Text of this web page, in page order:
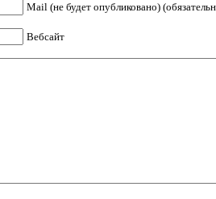
Mail (не будет опубликовано)
Вебсайт